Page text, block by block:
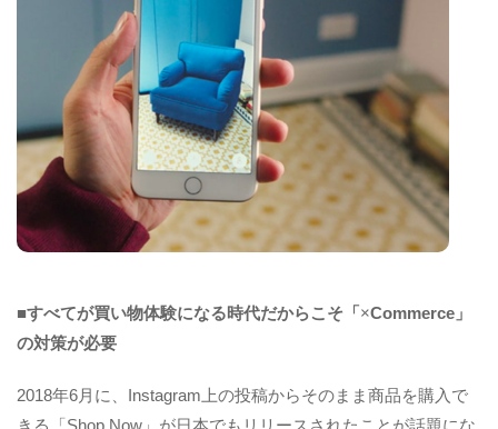
■すべてが買い物体験になる時代だからこそ「×Commerce 」
の対策が必要
2018年6月に、Instagram上の投稿からそのまま商品を購入で